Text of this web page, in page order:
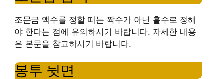
조문금 액수를 정할 때는 짝수가 아닌 홀수로 정해
야 한다는 점에 유의하시기 바랍니다. 자세한 내용
은 본문을 참고하시기 바랍니다.
봉투 뒷면